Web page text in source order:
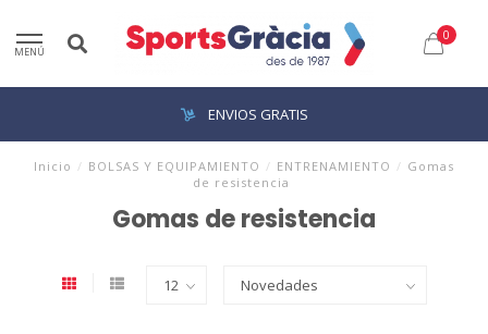
MENÚ
0
ENVIOS GRATIS
Inicio / BOLSAS Y EQUIPAMIENTO / ENTRENAMIENTO / Gomas
de resistencia
Gomas de resistencia